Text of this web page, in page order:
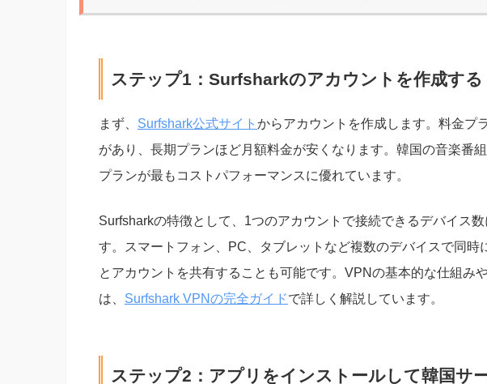
ステップ1：Surfsharkのアカウントを作成する
まず、 Surfshark公式サイト からアカウントを作成します。料金プ
があり、長期プランほど月額料金が安くなります。韓国の音楽番
プランが最もコストパフォーマンスに優れています。
Surfsharkの特徴として、1つのアカウントで接続できるデバイス
す。スマートフォン、PC、タブレットなど複数のデバイスで同時
とアカウントを共有することも可能です。VPNの基本的な仕組み
は、 Surfshark VPNの完全ガイドで詳しく解説しています。
ステップ2：アプリをインストールして韓国サ